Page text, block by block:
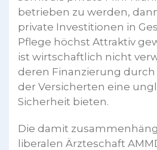
betrieben zu werden,
private Investitionen in
Pflege höchst Attraktiv
ist wirtschaftlich nicht
deren Finanzierung
der Versicherten eine
Sicherheit bieten.
Die damit
liberalen Ärzteschaft